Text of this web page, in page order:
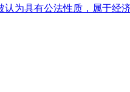
为具有公法性质，属于经